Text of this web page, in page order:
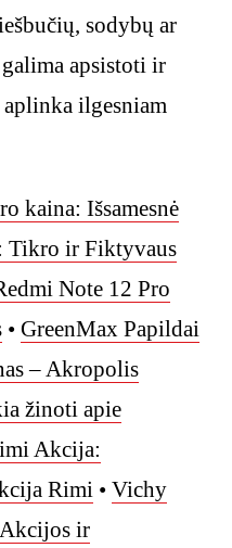
sodybų ar
apsistoti ir
ilgesniam
kaina: Išsamesnė
Tikro ir Fiktyvaus
Note 12 Pro
• GreenMax Papildai
– Akropolis
žinoti apie
Akcija:
Rimi • Vichy
Akcijos ir